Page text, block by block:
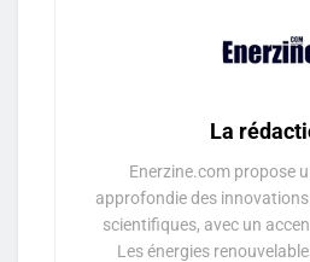
La
Enerzine.com propose
approfondie des
scientifiques, avec un
Les énergies